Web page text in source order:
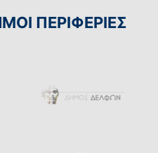
ΠΕΡΙΦΕΡΙΕΣ